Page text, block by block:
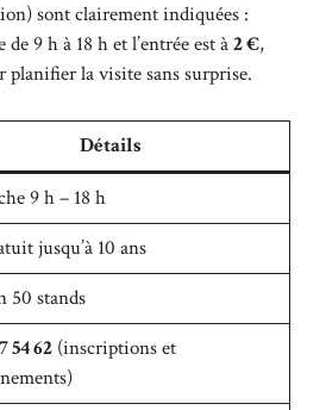
sont clairement indiquées :
de 9 h à 18 h et l’entrée est à2 €,
la visite sans surprise.
Détails
9 h – 18 h
jusqu’à 10 ans
50 stands
54 62(inscriptions et